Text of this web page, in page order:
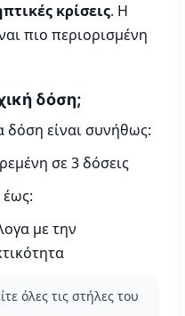
κρίσεις. Η
πιο περιορισμένη
δόση;
δόση είναι συνήθως:
σε 3 δόσεις
έως:
με την
όλες τις στήλες του